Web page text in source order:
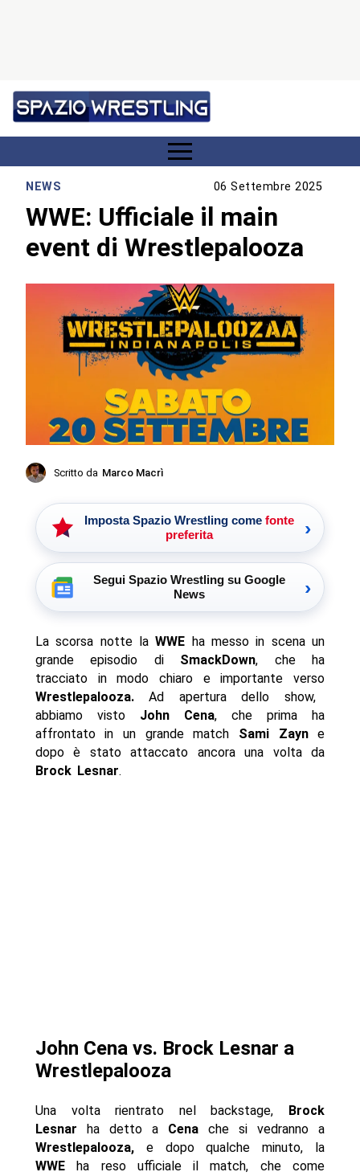
NEWS 06 Settembre 2025
WWE: Ufficiale il main
event di Wrestlepalooza
Scritto da Marco Macrì
Imposta Spazio Wrestling come fonte
preferita
›
Segui Spazio Wrestling su Google
News
›
La scorsa notte laWWE ha messo in scena un
grande episodio di SmackDown, che ha
tracciato in modo chiaro e importante verso
Wrestlepalooza.Ad apertura dello show,
abbiamo vistoJohn Cena, che prima ha
affrontato in un grande match Sami Zayne
dopo è stato attaccato ancora una volta da
Brock Lesnar.
John Cena vs. Brock Lesnar a
Wrestlepalooza
Una volta rientrato nel backstage,
Brock
Lesnar ha detto a Cena che si vedranno a
Wrestlepalooza,e dopo qualche minuto, la
WWEha reso ufficiale il match, che come